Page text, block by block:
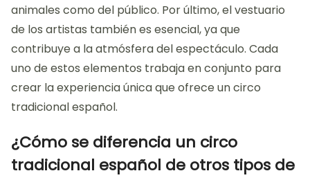
animales como del público. Por último, el vestuario
de los artistas también es esencial, ya que
contribuye a la atmósfera del espectáculo. Cada
uno de estos elementos trabaja en conjunto para
crear la experiencia única que ofrece un circo
tradicional español.
¿Cómo se diferencia un circo
tradicional español de otros tipos de